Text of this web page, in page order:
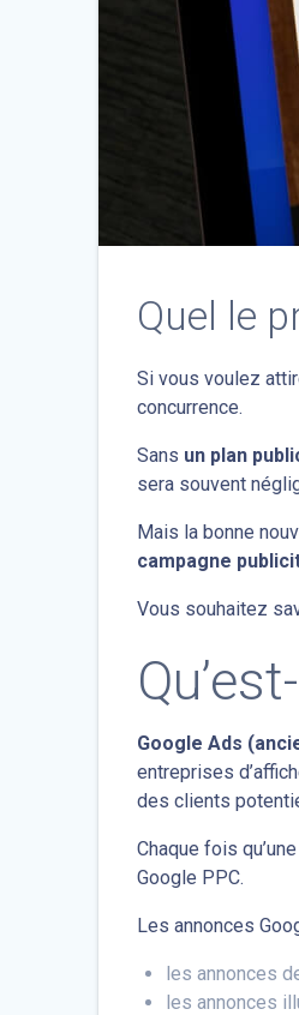
Quel le
Si vous voulez
concurrence.
Sans un plan
sera souvent
Mais la bonne
campagne
Vous souhaitez
Google Ads
entreprises
des clients
Chaque fois
Google PPC.
Les annonces
les annonces
les annonces